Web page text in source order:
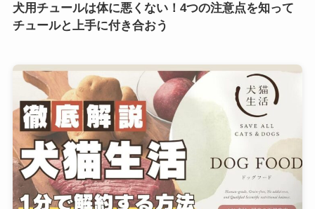
犬用チュールは体に悪くない！4つの注意点を知って
チュールと上手に付き合おう